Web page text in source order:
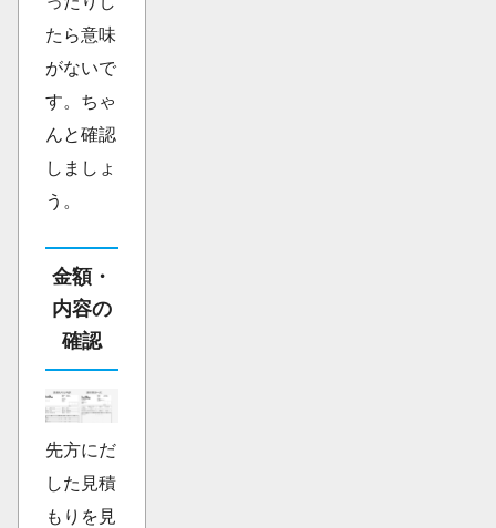
たら意味
がないで
す。ちゃ
んと確認
しましょ
う。
金額・
内容の
確認
先方にだ
した見積
もりを見